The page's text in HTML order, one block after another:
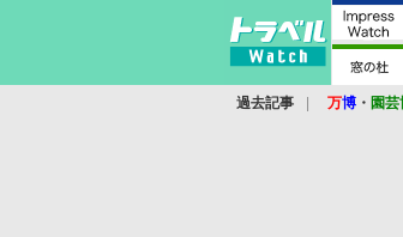
過去記事 万博 ・ 園芸